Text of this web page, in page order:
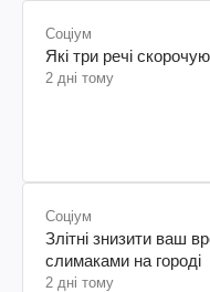
Соціум
Які три речі
2 дні тому
Соціум
Злітні знизити ваш
слимаками на городі
2 дні тому